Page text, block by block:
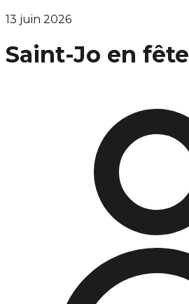
13 juin 2026
Saint-Jo en fête